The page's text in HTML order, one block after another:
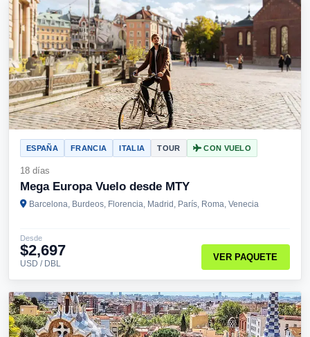
ESPAÑA FRANCIA ITALIA TOUR CON VUELO
18 días
Mega Europa Vuelo desde MTY
Barcelona, Burdeos, Florencia, Madrid, París, Roma, Venecia
Desde
$2,697
USD / DBL
VER PAQUETE